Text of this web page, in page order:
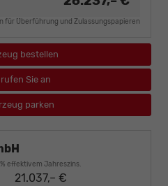
für Überführung und Zulassungspapieren
bestellen
rufen Sie an
parken
effektivem Jahreszins.
21.037,– €